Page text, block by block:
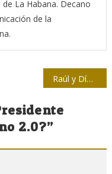
La Habana. Decano
de la
Raúl y Díaz-Canel presidieron conmemoración del aniversario 150 del inicio de las Luchas Independentistas
2.0?”